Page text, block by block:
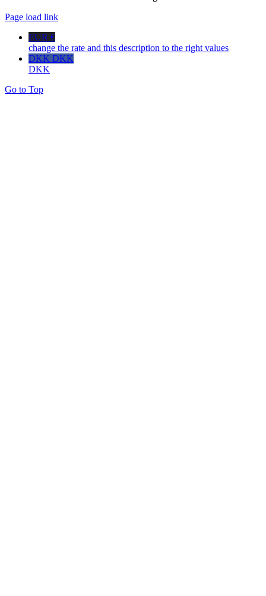
Page load link
EUR €
change the rate and this description to the right values
DKK DKK
DKK
Go to Top